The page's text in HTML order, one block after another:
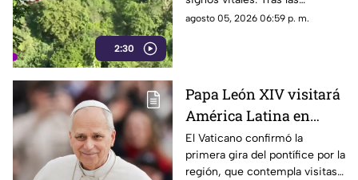
2:30
Barranca de Oblatos
diligencias correspondientes,
agosto 05, 2026 06:59 p. m.
Papa León XIV visitará
América Latina en
noviembre; estos son
los países que recorrerá
El Vaticano confirmó la
primera gira del pontífice por la
región, que contempla visitas